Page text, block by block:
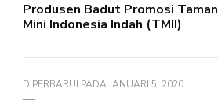
Produsen Badut Promosi Taman
Mini Indonesia Indah (TMII)
DIPERBARUI PADAJANUARI 5, 2020